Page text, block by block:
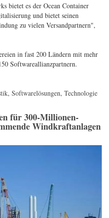
bietet es der Ocean Container
und bietet seinen
zu vielen Versandpartnern",
in fast 200 Ländern mit mehr
Softwareallianzpartnern.
, Softwarelösungen, Technologie
für 300-Millionen-
Windkraftanlagen